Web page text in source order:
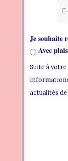
Je souhaite
Avec
Suite à
actualités